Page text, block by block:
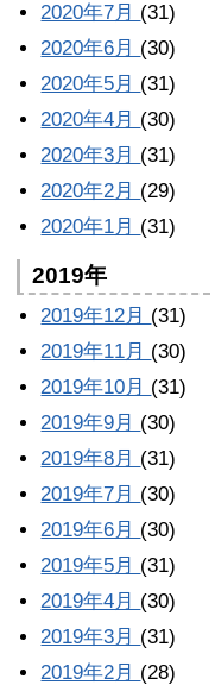
2020年7月 (31)
2020年6月 (30)
2020年5月 (31)
2020年4月 (30)
2020年3月 (31)
2020年2月 (29)
2020年1月 (31)
2019年
2019年12月 (31)
2019年11月 (30)
2019年10月 (31)
2019年9月 (30)
2019年8月 (31)
2019年7月 (30)
2019年6月 (30)
2019年5月 (31)
2019年4月 (30)
2019年3月 (31)
2019年2月 (28)